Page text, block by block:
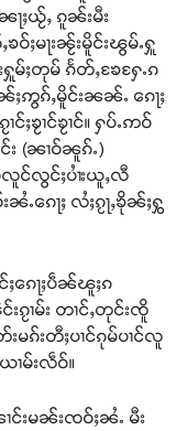
ႈလႅၼ်ပေႃးတေၸွ
မ်ႉထႅမ် ၸုမ်းၶၢ
ေႃႈ။
ႈယႂ်ႇ ၵူၼ်းမီး
ဝ်ႈမႃးၼႂ်းမိူင်းၽွမ်ႉႁူ
မ်ႈတုမ် ၵႅတ်ႇၶႄႁႄႉၵ
ႈဢွၵ်ႇမိူင်းၼၼ်ႉ ၵေႃႈ
ၶႂၢင်ၶႂၢင်။ ႁပ်ႉဢဝ်
(ၼၢဝ်ၼူၵ်ႉ)
လူင်လွင်ႈပၢႆးယူႇလီ
ၵေႃႈ လႆႈၵႂႃႇၶိုၼ်ႈႁွ
ႈၵေႃႈပဵၼ်ၽူႈၵ
ၵႂၢမ်း တၢင်ႇတုင်းၸိူ
းမၵ်းတီႈပၢင်ၵုမ်ပၢင်လူ
ၢမ်းလဵဝ်။
င်းမၼ်းၸဝ်ႈၼႆႉ မီး